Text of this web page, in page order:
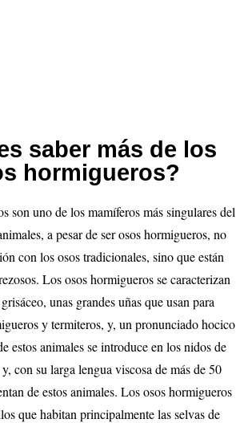
saber más de los
hormigueros?
son uno de los mamíferos más singulares del
a pesar de ser osos hormigueros, no
con los osos tradicionales, sino que están
Los osos hormigueros se caracterizan
unas grandes uñas que usan para
y termiteros, y, un pronunciado hocico
estos animales se introduce en los nidos de
con su larga lengua viscosa de más de 50
de estos animales. Los osos hormigueros
que habitan principalmente las selvas de